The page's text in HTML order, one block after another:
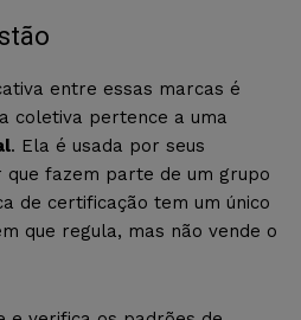
entre essas marcas é
coletiva pertence a uma
. Ela é usada por seus
fazem parte de um grupo
de certificação tem um único
que regula, mas não vende o